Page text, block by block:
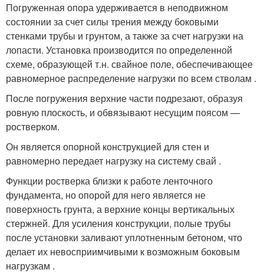
Погруженная опора удерживается в неподвижном
состоянии за счет силы трения между боковыми
стенками трубы и грунтом, а также за счет нагрузки на
лопасти. Установка производится по определенной
схеме, образующей т.н. свайное поле, обеспечивающее
равномерное распределение нагрузки по всем стволам .
После погружения верхние части подрезают, образуя
ровную плоскость, и обвязывают несущим поясом —
ростверком.
Он является опорной конструкцией для стен и
равномерно передает нагрузку на систему свай .
Функции ростверка близки к работе ленточного
фундамента, но опорой для него является не
поверхность грунта, а верхние концы вертикальных
стержней. Для усиления конструкции, полые трубы
после установки заливают уплотненным бетоном, что
делает их невосприимчивыми к возможным боковым
нагрузкам .